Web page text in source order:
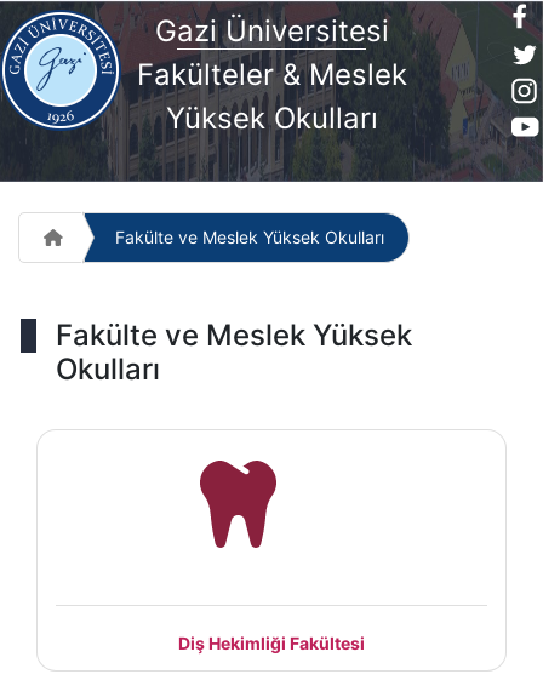
Gazi Üniversitesi
Fakülteler & Meslek
Yüksek Okulları
Fakülte ve Meslek Yüksek Okulları
Fakülte ve Meslek Yüksek
Okulları
Diş Hekimliği Fakültesi